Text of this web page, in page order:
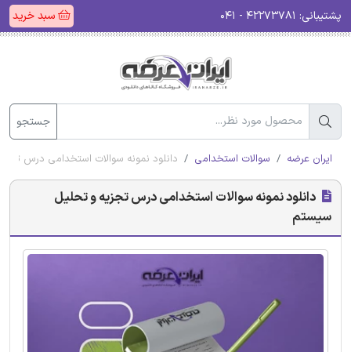
پشتیبانی: سبد خرید
جستجو
ایران عرضه سوالات استخدامی دانلود نمونه سوالات استخدامی درس
دانلود نمونه سوالات استخدامی درس تجزیه و تحلیل
سیستم